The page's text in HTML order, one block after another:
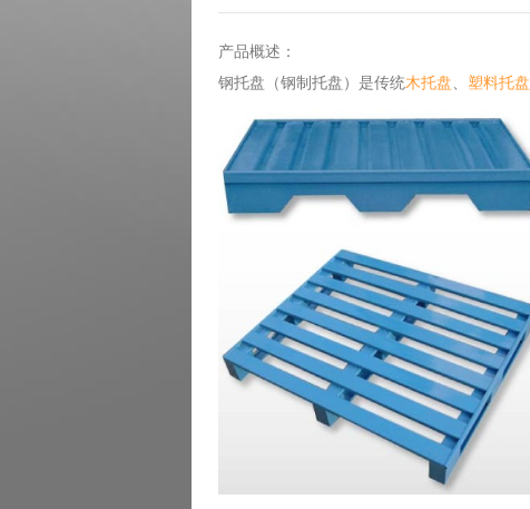
产品概述：
钢托盘（钢制托盘）是传统木托盘 塑料托盘